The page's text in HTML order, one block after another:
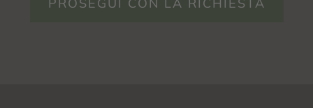
PROSEGUI CON LA RICHIESTA